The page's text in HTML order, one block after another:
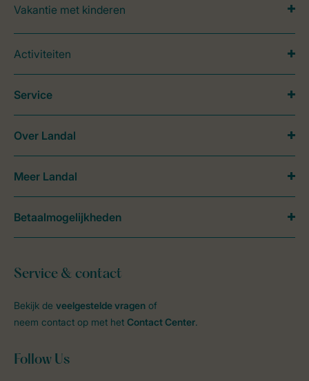
Vakantie met kinderen
Activiteiten
Service & contact
Bekijk de veelgestelde vragen of
neem contact op met het Contact Center.
Follow Us
Service
Over Landal
Meer Landal
Betaalmogelijkheden